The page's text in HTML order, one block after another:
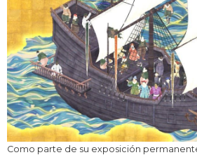
Como parte de su exposición